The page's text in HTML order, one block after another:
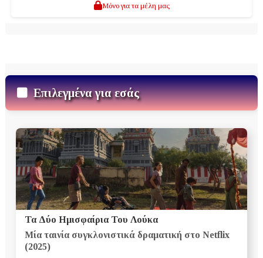
Μόνο για τα μέλη μας
Επιλεγμένα για εσάς
Τα Δύο Ημισφαίρια Του Λούκα
Μία ταινία συγκλονιστικά δραματική στο Netflix
(2025)